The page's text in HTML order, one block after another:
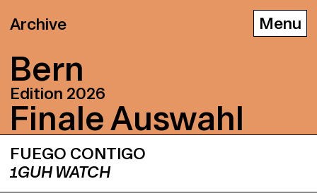
D
Archive
Bern
Edition 2026
Fi­na­le Aus­wahl
FUEGO CONTIGO
1GUH WATCH